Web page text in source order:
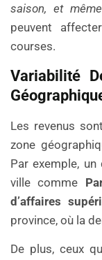
saison, et
peuvent
courses.
Variabilité
Les revenus
zone
Par exemple,
ville comme
d’affaires
province, où la
De plus, ceux